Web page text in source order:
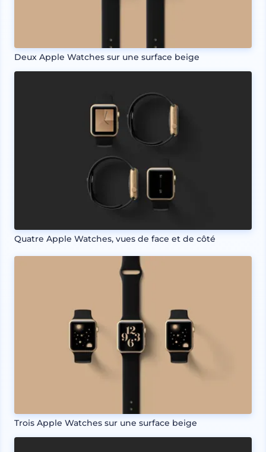
Deux Apple Watches sur une surface beige
Quatre Apple Watches, vues de face et de côté
Trois Apple Watches sur une surface beige